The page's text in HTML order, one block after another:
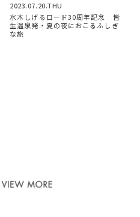
2023.07.20.THU
水木しげるロード30周年記念 皆
生温泉発・夏の夜におこるふしぎ
な旅